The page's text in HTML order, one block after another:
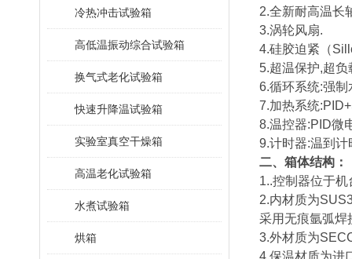
冷热冲击试验箱
高低温振动综合试验箱
换气式老化试验箱
快速升降温试验箱
实验室真空干燥箱
高温老化试验箱
水煮试验箱
烘箱
2.全新耐高温长
3.涡轮风扇.
4.硅胶迫紧（
5.超温保护,超
6.循环系统:强
7.加热系统
8.温控器:PID微
9.计时器:温到
二、箱体结构：
1..控制器位于
2.内材质为
采用无痕氩弧焊
3.外材质为
4.保温材质为进